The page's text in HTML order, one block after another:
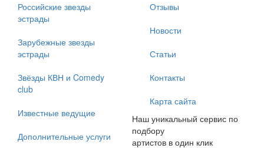
Российские звезды
эстрады
Зарубежные звезды
эстрады
Звёзды КВН и Comedy
club
Известные ведущие
Дополнительные услуги
Отзывы
Новости
Статьи
Контакты
Карта сайта
Наш уникальный сервис по
подбору
артистов в один клик